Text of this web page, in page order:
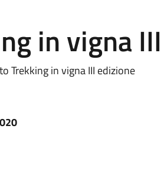
in vigna
Trekking in vigna III edizione